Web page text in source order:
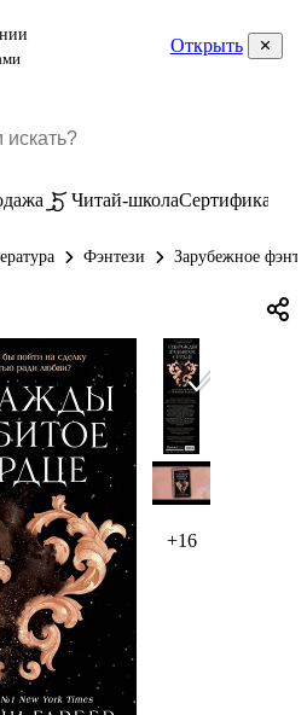
Открыть
Читай-школаСертификаты
Фэнтези Зарубежное
+16